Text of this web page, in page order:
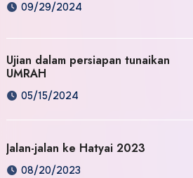
09/29/2024
Ujian dalam persiapan tunaikan
UMRAH
05/15/2024
Jalan-jalan ke Hatyai 2023
08/20/2023